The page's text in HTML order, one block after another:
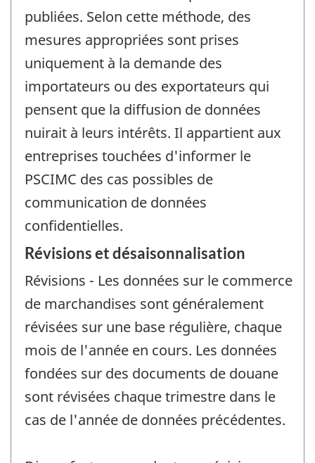
publiées. Selon cette méthode, des
mesures appropriées sont prises
uniquement à la demande des
importateurs ou des exportateurs qui
pensent que la diffusion de données
nuirait à leurs intérêts. Il appartient aux
entreprises touchées d'informer le
PSCIMC des cas possibles de
communication de données
confidentielles.
Révisions et désaisonnalisation
Révisions - Les données sur le commerce
de marchandises sont généralement
révisées sur une base régulière, chaque
mois de l'année en cours. Les données
fondées sur des documents de douane
sont révisées chaque trimestre dans le
cas de l'année de données précédentes.